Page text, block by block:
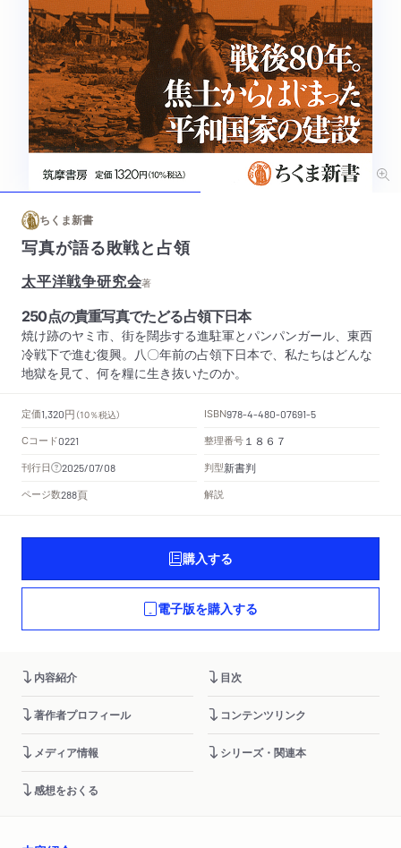
ちくま新書
写真が語る敗戦と占領
太平洋戦争研究会著
250点の貴重写真でたどる占領下日本
焼け跡のヤミ市、街を闊歩する進駐軍とパンパンガール、東西
冷戦下で進む復興。八〇年前の占領下日本で、私たちはどんな
地獄を見て、何を糧に生き抜いたのか。
定価1,320円 （10％税込） ISBN978-4-480-07691-5
Cコード0221 整理番号 １８６７
刊行日 2025/07/08 判型新書判
ページ数288頁 解説
購入する
電子版を購入する
内容紹介 目次
著作者プロフィール コンテンツリンク
メディア情報 シリーズ・関連本
感想をおくる